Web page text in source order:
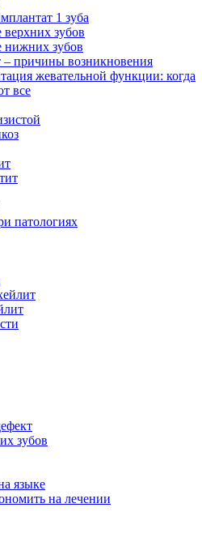
1 зуба
верхних зубов
нижних зубов
причины возникновения
жевательной функции: когда
все
патологиях
зубов
языке
на лечении